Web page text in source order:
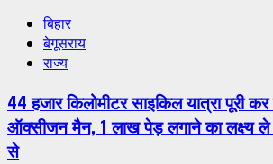
बिहार
बेगूसराय
राज्य
44 हजार किलोमीटर साइकिल यात्रा पूरी
ऑक्सीजन मैन, 1 लाख पेड़ लगाने का लक्ष्य ले
से